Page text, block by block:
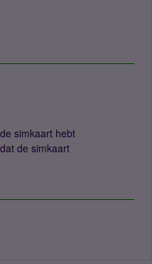
simkaart hebt
de simkaart